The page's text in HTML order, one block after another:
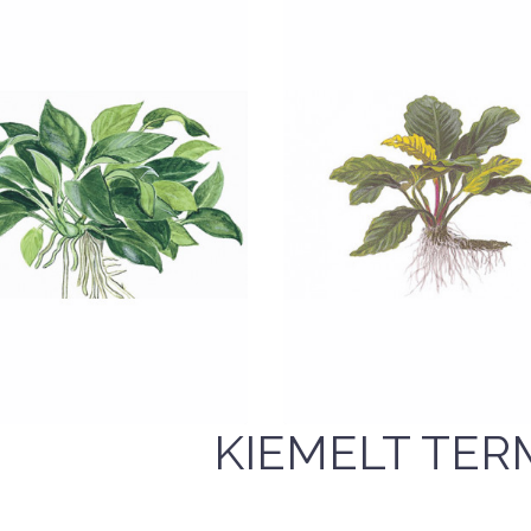
Nettó ár: 2,361 Ft
'Petite' - Tropica
KOSÁRBA
Nettó ár: 3,613 Ft
Anubias barteri
'Coffeefolia' -
KIEMELT45,690